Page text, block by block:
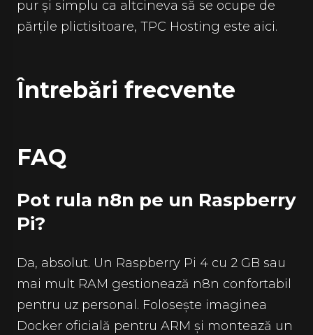
pur și simplu ca altcineva să se ocupe de
părțile plictisitoare, TPC Hosting este aici.
Întrebări frecvente
FAQ
Pot rula n8n pe un Raspberry
Pi?
Da, absolut. Un Raspberry Pi 4 cu 2 GB sau
mai mult RAM gestionează n8n confortabil
pentru uz personal. Folosește imaginea
Docker oficială pentru ARM și montează un